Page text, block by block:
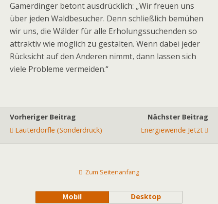
Gamerdinger betont ausdrücklich: „Wir freuen uns
über jeden Waldbesucher. Denn schließlich bemühen
wir uns, die Wälder für alle Erholungssuchenden so
attraktiv wie möglich zu gestalten. Wenn dabei jeder
Rücksicht auf den Anderen nimmt, dann lassen sich
viele Probleme vermeiden.“
Vorheriger Beitrag
Lauterdörfle (Sonderdruck)
Nächster Beitrag
Energiewende Jetzt
Zum Seitenanfang
Mobil Desktop